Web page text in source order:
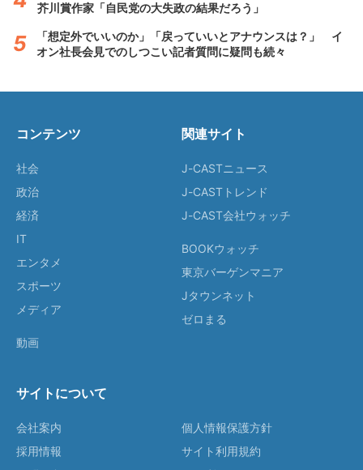
芥川賞作家「自民党の大失政の結果だろう」
「想定外でいいのか」「戻っていいとアナウンスは？」 イ
オン社長会見でのしつこい記者質問に疑問も続々
コンテンツ
社会
政治
経済
IT
エンタメ
スポーツ
メディア
動画
関連サイト
J-CASTニュース
J-CASTトレンド
J-CAST会社ウォッチ
BOOKウォッチ
東京バーゲンマニア
Jタウンネット
ゼロまる
サイトについて
会社案内
採用情報
個人情報保護方針
サイト利用規約